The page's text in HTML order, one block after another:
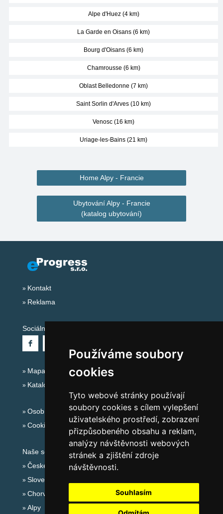
Používáme soubory
cookies
Tyto webové stránky používají
soubory cookies s cílem vylepšení
uživatelského prostředí, zobrazení
přizpůsobeného obsahu a reklam,
analýzy návštěvnosti webových
stránek a zjištění zdroje
návštěvnosti.
Souhlasím
Alpe d'Huez (4 km)
La Garde en Oisans (6 km)
Bourg d'Oisans (6 km)
Chamrousse (6 km)
Oblast Belledonne (7 km)
Saint Sorlin d'Arves (10 km)
Venosc (16 km)
Uriage-les-Bains (21 km)
Home Alpy - Francie
Ubytování Alpy - Francie
(katalog ubytování)
Kontakt
Reklama
Sociální sítě:
Mapa serveru Alpy - Francie
Katalog ubytování
Osobní údaje
Cookies
Naše servery:
České hory
Slovenské hory
Chorvatsko
Alpy